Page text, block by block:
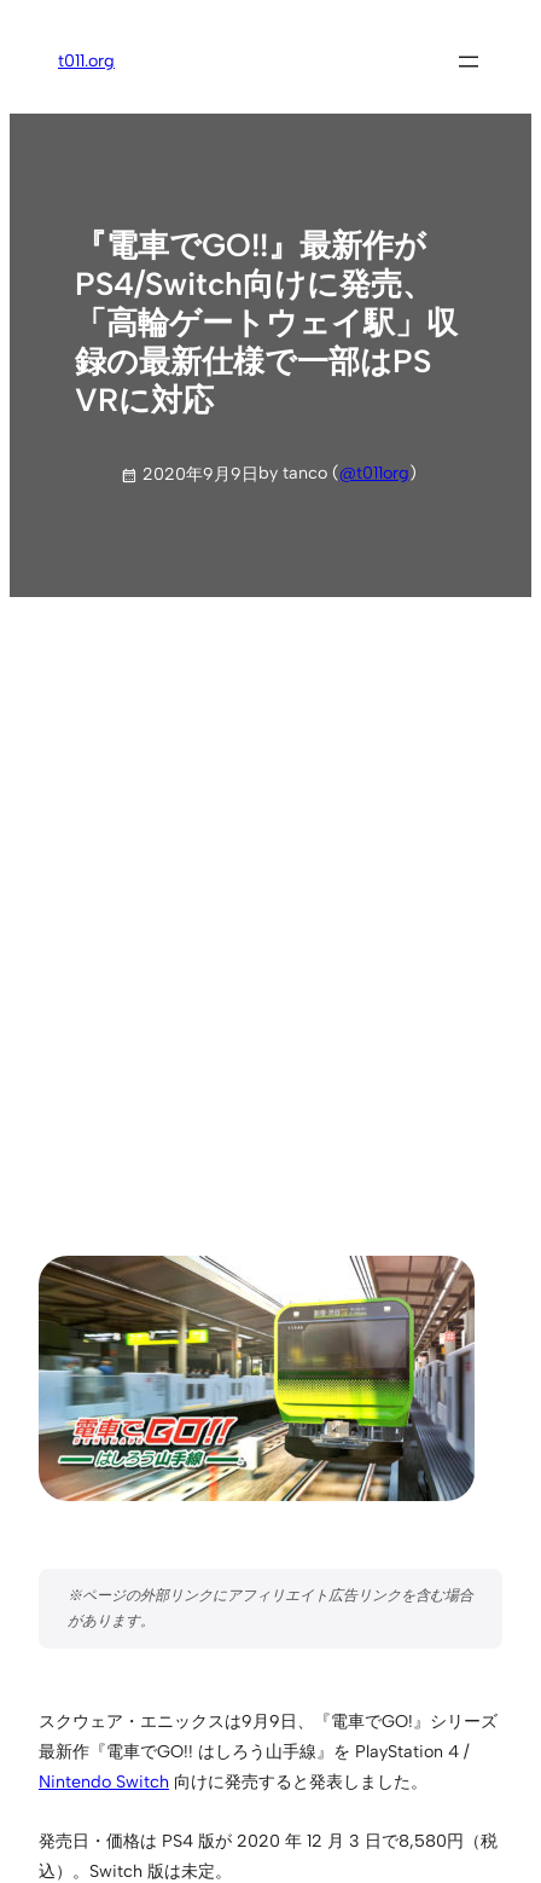
ス
t011.org
『電車でGO!!』最新作が
PS4/Switch向けに発売、
「高輪ゲートウェイ駅」収
録の最新仕様で一部はPS
VRに対応
2020年9月9日by tanco (@t011org)
スクウェア・エニックスは9月9日、『電車でGO!』シリーズ
最新作『電車でGO!! はしろう山手線』を PlayStation 4 /
Nintendo Switch 向けに発売すると発表しました。
発売日・価格は PS4 版が 2020 年 12 月 3 日で8,580円（税
込）。Switch 版は未定。